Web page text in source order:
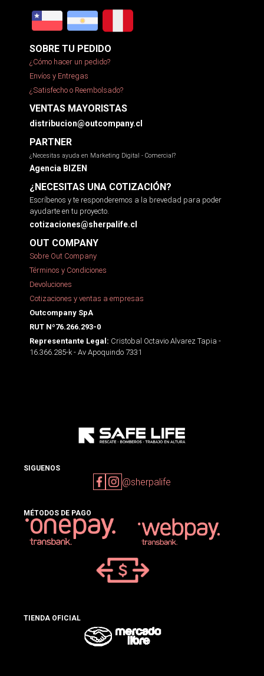
SOBRE TU PEDIDO
¿Cómo hacer un pedido?
Envíos y Entregas
¿Satisfecho o Reembolsado?
VENTAS MAYORISTAS
distribucion@outcompany.cl
PARTNER
¿Necesitas ayuda en Marketing Digital - Comercial?
Agencia BIZEN
¿NECESITAS UNA COTIZACIÓN?
Escríbenos y te responderemos a la brevedad para poder
ayudarte en tu proyecto.
cotizaciones@sherpalife.cl
OUT COMPANY
Sobre Out Company
Términos y Condiciones
Devoluciones
Cotizaciones y ventas a empresas
Outcompany SpA
RUT Nº76.266.293-0
Representante Legal: Cristobal Octavio Alvarez Tapia -
16.366.285-k - Av Apoquindo 7331
SIGUENOS
@sherpalife
MÉTODOS DE PAGO
TIENDA OFICIAL